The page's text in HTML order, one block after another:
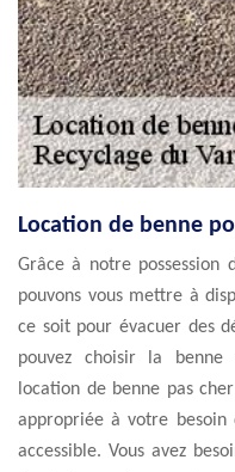
Location de benne
Grâce à notre possession
pouvons vous mettre à
ce soit pour évacuer des
pouvez choisir la benne
location de benne pas
appropriée à votre
accessible. Vous avez